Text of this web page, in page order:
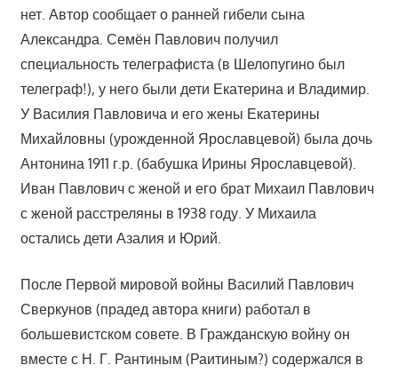
нет. Автор сообщает о ранней гибели сына
Александра. Семён Павлович получил
специальность телеграфиста (в Шелопугино был
телеграф!), у него были дети Екатерина и Владимир.
У Василия Павловича и его жены Екатерины
Михайловны (урожденной Ярославцевой) была дочь
Антонина 1911 г.р. (бабушка Ирины Ярославцевой).
Иван Павлович с женой и его брат Михаил Павлович
с женой расстреляны в 1938 году. У Михаила
остались дети Азалия и Юрий.
После Первой мировой войны Василий Павлович
Сверкунов (прадед автора книги) работал в
большевистском совете. В Гражданскую войну он
вместе с Н. Г. Рантиным (Раитиным?) содержался в